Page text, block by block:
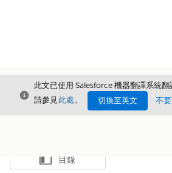
結束
此文已使用 Salesforce 機器翻譯系統
請參見此處。 切換至英文 不
顯示目錄
目錄